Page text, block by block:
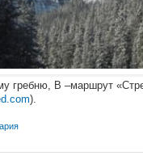
гребню, B –маршрут
).